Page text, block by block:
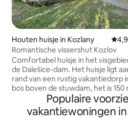
Houten huisje in Kozlany
Romantische vissershut Kozlov
Comfortabel huisje in het
de Dalešice-dam. Het huisje ligt
rand van een rustig vakantiedorp
bos boven de stuwdam, het is 150
naar het water via een pad vanaf
helling, of met een terreinwagen
voet 400 m langs een bospad. Er
Populaire
vakantiewoningen